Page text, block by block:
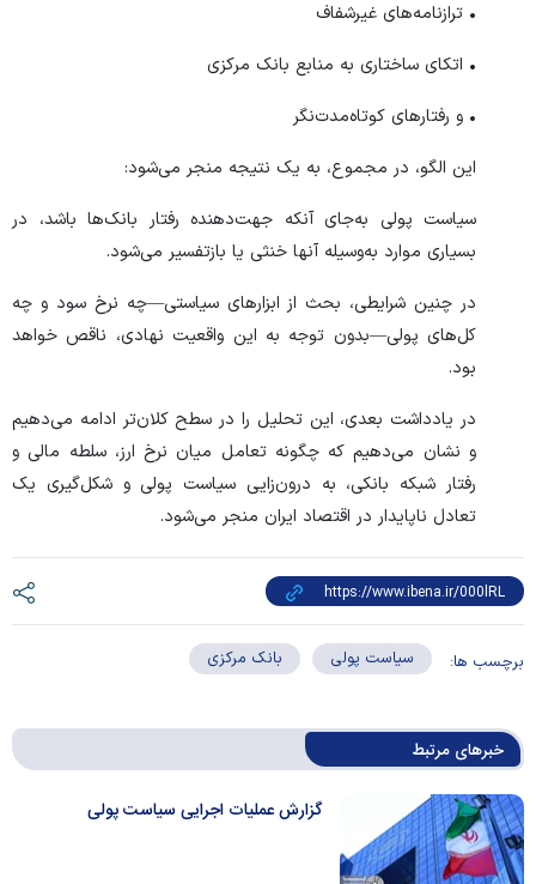
• ترازنامه‌های غیرشفاف
• اتکای ساختاری به منابع بانک مرکزی
• و رفتار‌های کوتاه‌مدت‌نگر
این الگو، در مجموع، به یک نتیجه منجر می‌شود:
سیاست پولی به‌جای آنکه جهت‌دهنده رفتار بانک‌ها باشد، در
بسیاری موارد به‌وسیله آنها خنثی یا بازتفسیر می‌شود.
در چنین شرایطی، بحث از ابزار‌های سیاستی—چه نرخ سود و چه
کل‌های پولی—بدون توجه به این واقعیت نهادی، ناقص خواهد
بود.
در یادداشت بعدی، این تحلیل را در سطح کلان‌تر ادامه می‌دهیم
و نشان می‌دهیم که چگونه تعامل میان نرخ ارز، سلطه مالی و
رفتار شبکه بانکی، به درون‌زایی سیاست پولی و شکل‌گیری یک
تعادل ناپایدار در اقتصاد ایران منجر می‌شود.
برچسب ها: سیاست پولی بانک مرکزی
خبرهای مرتبط
گزارش عملیات اجرایی سیاست پولی